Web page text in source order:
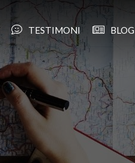
TESTIMONI BLOG